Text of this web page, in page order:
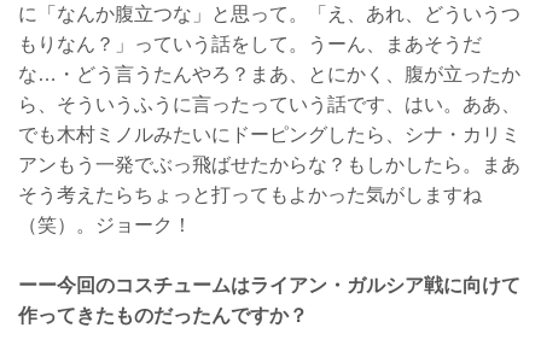
に「なんか腹立つな」と思って。「え、あれ、どういうつ
もりなん？」っていう話をして。うーん、まあそうだ
な…・どう言うたんやろ？まあ、とにかく、腹が立ったか
ら、そういうふうに言ったっていう話です、はい。ああ、
でも木村ミノルみたいにドーピングしたら、シナ・カリミ
アンもう一発でぶっ飛ばせたからな？もしかしたら。まあ
そう考えたらちょっと打ってもよかった気がしますね
（笑）。ジョーク！
ーー今回のコスチュームはライアン・ガルシア戦に向けて
作ってきたものだったんですか？